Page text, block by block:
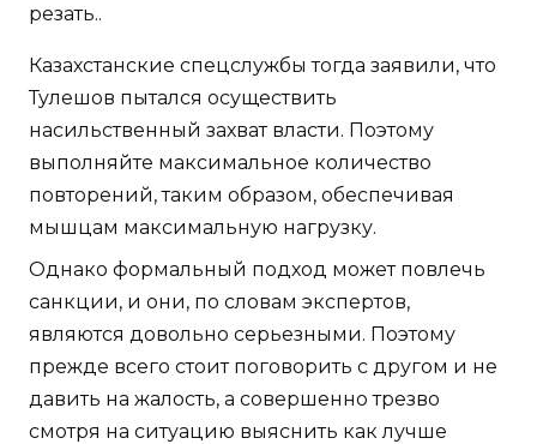
резать..
Казахстанские спецслужбы тогда заявили, что
Тулешов пытался осуществить
насильственный захват власти. Поэтому
выполняйте максимальное количество
повторений, таким образом, обеспечивая
мышцам максимальную нагрузку.
Однако формальный подход может повлечь
санкции, и они, по словам экспертов,
являются довольно серьезными. Поэтому
прежде всего стоит поговорить с другом и не
давить на жалость, а совершенно трезво
смотря на ситуацию выяснить как лучше